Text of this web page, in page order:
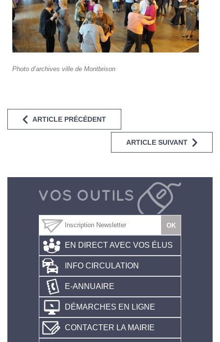
Photo d’archives ville de Montbrison
ARTICLE PRÉCÉDENT
ARTICLE SUIVANT
EN DIRECT AVEC VOS ÉLUS
INFO CIRCULATION
E-ANNUAIRE
DÉMARCHES EN LIGNE
CONTACTER LA MAIRIE